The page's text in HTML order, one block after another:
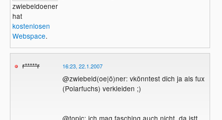
zwiebeldoener
hat
kostenlosen
Webspace.
r*****r 16:23, 22.1.2007
@zwiebeld(oe|ö)ner: vkönntest dich ja als fux
(Polarfuchs) verkleiden ;)